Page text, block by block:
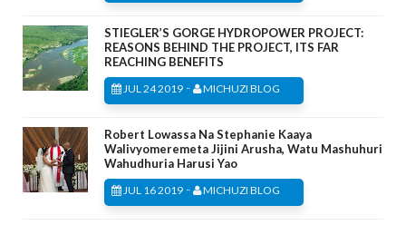
STIEGLER’S GORGE HYDROPOWER PROJECT:
REASONS BEHIND THE PROJECT, ITS FAR
REACHING BENEFITS
JUL 24 2019 - MICHUZI BLOG
Robert Lowassa Na Stephanie Kaaya
Walivyomeremeta Jijini Arusha, Watu Mashuhuri
Wahudhuria Harusi Yao
JUL 16 2019 - MICHUZI BLOG